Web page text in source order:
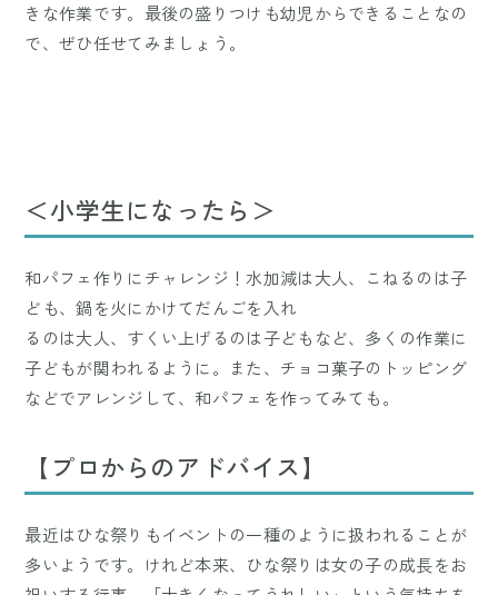
きな作業です。最後の盛りつけも幼児からできることなの
で、ぜひ任せてみましょう。
＜小学生になったら＞
和パフェ作りにチャレンジ！水加減は大人、こねるのは子
ども、鍋を火にかけてだんごを入れ
るのは大人、すくい上げるのは子どもなど、多くの作業に
子どもが関われるように。また、チョコ菓子のトッピング
などでアレンジして、和パフェを作ってみても。
【プロからのアドバイス】
最近はひな祭りもイベントの一種のように扱われることが
多いようです。けれど本来、ひな祭りは女の子の成長をお